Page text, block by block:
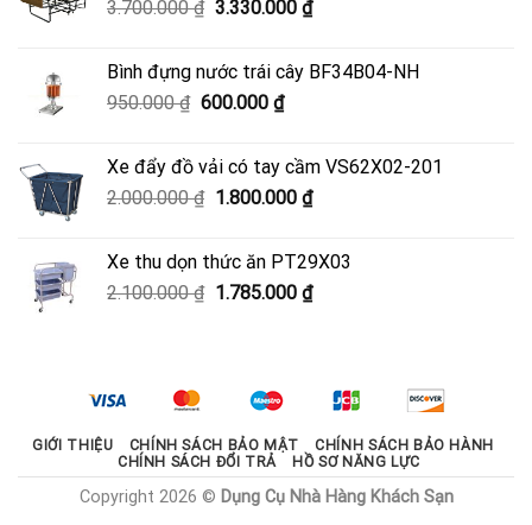
4.050.000 ₫.
3.700.000₫ Giá
3.700.000 ₫.
3.330.000 ₫Giá
là:
Bình đựng nước trái cây BF34B04-NH
950.000₫ Giá
950.000 ₫.
600.000 ₫Giá
là:
600.000 ₫.
Xe đẩy đồ vải có tay cầm VS62X02-201
2.000.000₫ Giá
2.000.000 ₫.
1.800.000 ₫Giá
là:
1.800.000 ₫.
Xe thu dọn thức ăn PT29X03
2.100.000₫ Giá
1.785.000 ₫Giá
1.785.000 ₫.
GIỚI THIỆU CHÍNH SÁCH BẢO MẬT
CHÍNH SÁCH BẢO HÀNH
CHÍNH SÁCH ĐỔI TRẢ
HỒ SƠ NĂNG LỰC
Copyright 2026 © Dụng Cụ Nhà Hàng Khách Sạn